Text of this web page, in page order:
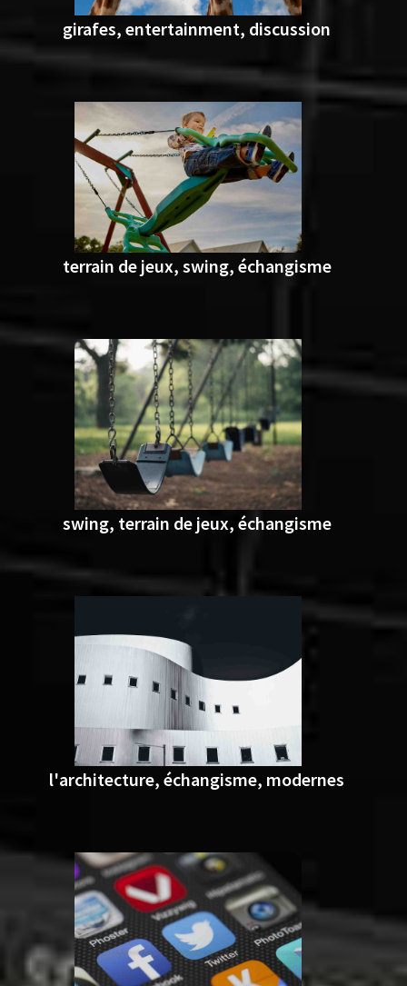
girafes, entertainment, discussion
terrain de jeux, swing, échangisme
swing, terrain de jeux, échangisme
l'architecture, échangisme, modernes